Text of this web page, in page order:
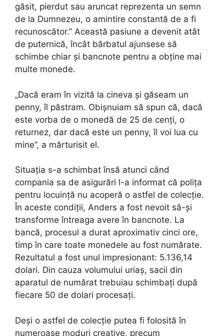
găsit, pierdut sau aruncat reprezenta un semn
de la Dumnezeu, o amintire constantă de a fi
recunoscător.” Această pasiune a devenit atât
de puternică, încât bărbatul ajunsese să
schimbe chiar și bancnote pentru a obține mai
multe monede.
„Dacă eram în vizită la cineva și găseam un
penny, îl păstram. Obișnuiam să spun că, dacă
este vorba de o monedă de 25 de cenți, o
returnez, dar dacă este un penny, îl voi lua cu
mine”, a mărturisit el.
Situația s-a schimbat însă atunci când
compania sa de asigurări l-a informat că polița
pentru locuință nu acoperă o astfel de colecție.
În aceste condiții, Anders a fost nevoit să-și
transforme întreaga avere în bancnote. La
bancă, procesul a durat aproximativ cinci ore,
timp în care toate monedele au fost numărate.
Rezultatul a fost unul impresionant: 5.136,14
dolari. Din cauza volumului uriaș, sacii din
aparatul de numărat trebuiau schimbați după
fiecare 50 de dolari procesați.
Deși o astfel de colecție putea fi folosită în
numeroase moduri creative, precum